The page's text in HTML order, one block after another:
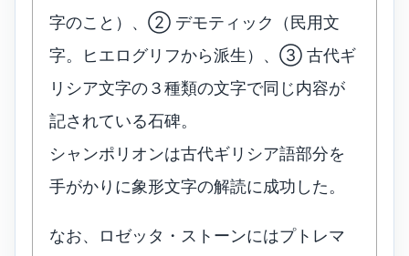
字のこと）、② デモティック（民用文
字。ヒエログリフから派生）、③ 古代ギ
リシア文字の３種類の文字で同じ内容が
記されている石碑。
シャンポリオンは古代ギリシア語部分を
手がかりに象形文字の解読に成功した。
なお、ロゼッタ・ストーンにはプトレマ